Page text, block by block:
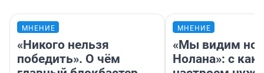
МНЕНИЕ
«Никого нельзя
победить». О чём
МНЕНИЕ
«Мы видим
Нолана»: с